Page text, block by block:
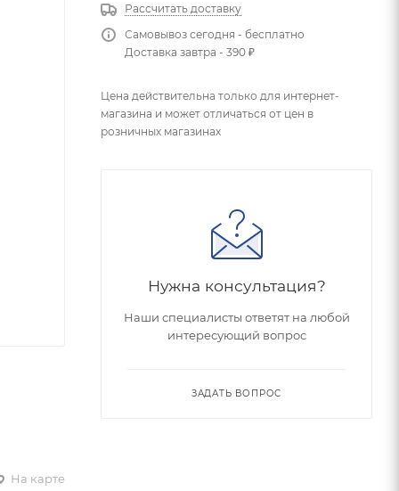
На карте
Рассчитать доставку
Самовывоз сегодня - бесплатно
Доставка завтра - 390 ₽
Цена действительна только для интернет-
магазина и может отличаться от цен в
розничных магазинах
Нужна консультация?
Наши специалисты ответят на любой
интересующий вопрос
ЗАДАТЬ ВОПРОС